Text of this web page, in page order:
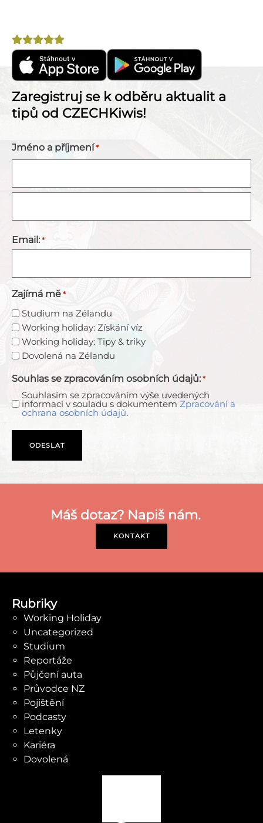
Hodnocení
Zaregistruj se k odběru aktualit a
tipů od CZECHKiwis!
Jméno a příjmení *
Email: *
Zajímá mě *
Studium na Zélandu
Working holiday: Získání víz
Working holiday: Tipy & triky
Dovolená na Zélandu
Souhlas se zpracováním osobních údajů: *
Souhlasím se zpracováním výše uvedených
informací v souladu s dokumentem Zpracování a
ochrana osobních údajů.
Máš dotaz? Napiš nám.
KONTAKT
Rubriky
Working Holiday
Uncategorized
Studium
Reportáže
Půjčení auta
Průvodce NZ
Pojištění
Podcasty
Letenky
Kariéra
Dovolená